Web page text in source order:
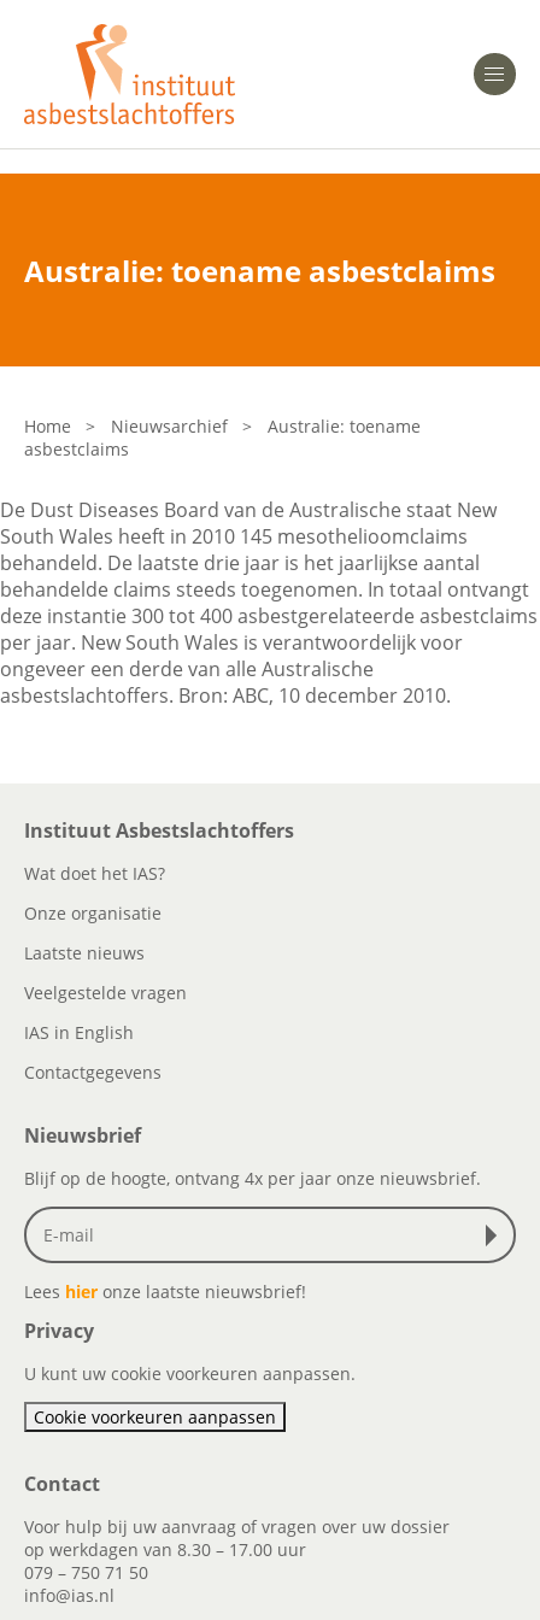
Heeft u Mesothelioom?
Heeft u Asbestose?
Bent u arts?
Asbest en Gezondheid
Laatste nieuws
Onze organisatie
Veelgestelde vragen
Contactgegevens
Zoeken
Australie: toename asbestclaims
Home > Nieuwsarchief >
Australie: toename
asbestclaims
De Dust Diseases Board van de Australische staat New
South Wales heeft in 2010 145 mesothelioomclaims
behandeld. De laatste drie jaar is het jaarlijkse aantal
behandelde claims steeds toegenomen. In totaal ontvangt
deze instantie 300 tot 400 asbestgerelateerde asbestclaims
per jaar. New South Wales is verantwoordelijk voor
ongeveer een derde van alle Australische
asbestslachtoffers. Bron: ABC, 10 december 2010.
Instituut Asbestslachtoffers
Wat doet het IAS?
Onze organisatie
Laatste nieuws
Veelgestelde vragen
IAS in English
Contactgegevens
Nieuwsbrief
Blijf op de hoogte, ontvang 4x per jaar onze nieuwsbrief.
Lees hier onze laatste nieuwsbrief!
Privacy
U kunt uw cookie voorkeuren aanpassen.
Cookie voorkeuren aanpassen
Contact
Voor hulp bij uw aanvraag of vragen over uw dossier
op werkdagen van 8.30 – 17.00 uur
079 – 750 71 50
info@ias.nl